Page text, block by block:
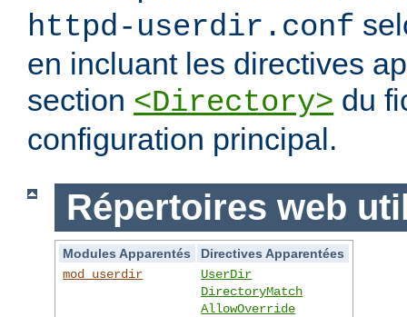
httpd-userdir.conf
en incluant les directives
section <Directory> du
configuration principal.
Répertoires web
Modules Apparentés
Directives Apparentées
mod_userdir
UserDir
DirectoryMatch
AllowOverride